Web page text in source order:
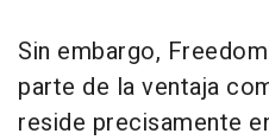
Sin embargo,
parte de la ventaja
reside precisamente